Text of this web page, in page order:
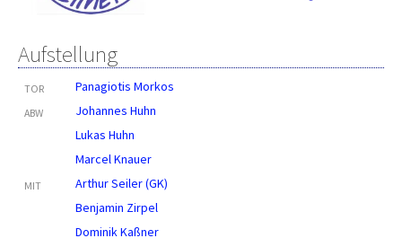
Aufstellung
TOR Panagiotis Morkos
ABW
Johannes Huhn
Lukas Huhn
Marcel Knauer
MIT
Arthur Seiler (GK)
Benjamin Zirpel
Dominik Kaßner